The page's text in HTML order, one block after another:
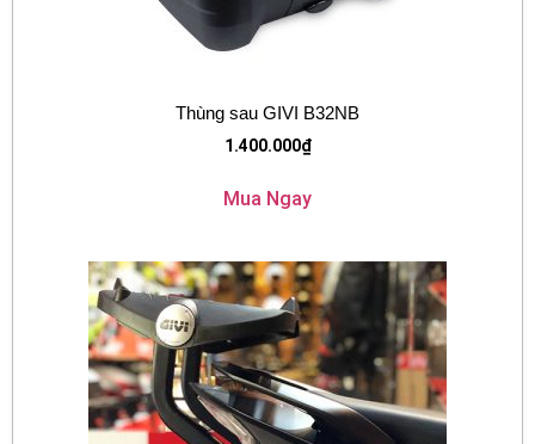
Thùng sau GIVI B32NB
1.400.000₫
Mua Ngay